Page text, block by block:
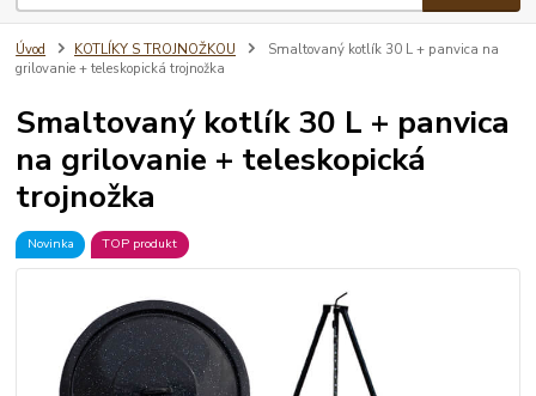
Úvod KOTLÍKY S TROJNOŽKOU
Smaltovaný kotlík 30 L + panvica na
grilovanie + teleskopická trojnožka
Smaltovaný kotlík 30 L + panvica
na grilovanie + teleskopická
trojnožka
Novinka TOP produkt